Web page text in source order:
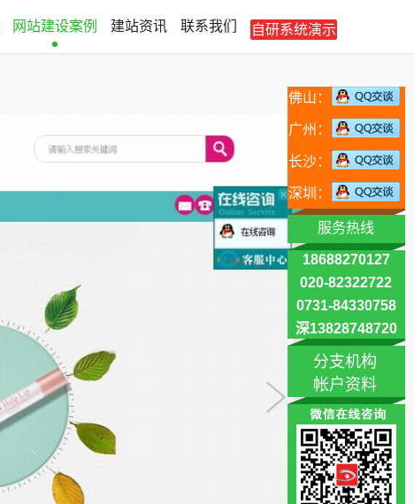
网站建设案例 建站资讯 联系我们 自研系统演示
佛山：
广州：
长沙：
深圳：
服务热线
18688270127
020-82322722
0731-84330758
深13828748720
分支机构
帐户资料